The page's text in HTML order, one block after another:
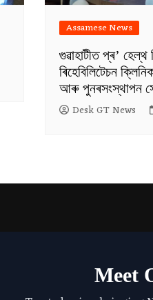
Assamese News
গুৱাহাটীত প্ৰ’
ৰিহেবিলিটেচন
আৰু পুনৰসংস্থাপন
Desk GT News
Meet